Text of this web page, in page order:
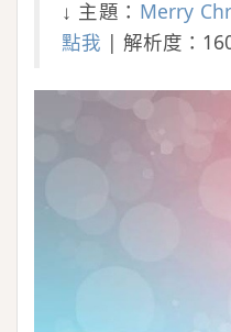
↓ 主題： Merry
點我 | 解析度：